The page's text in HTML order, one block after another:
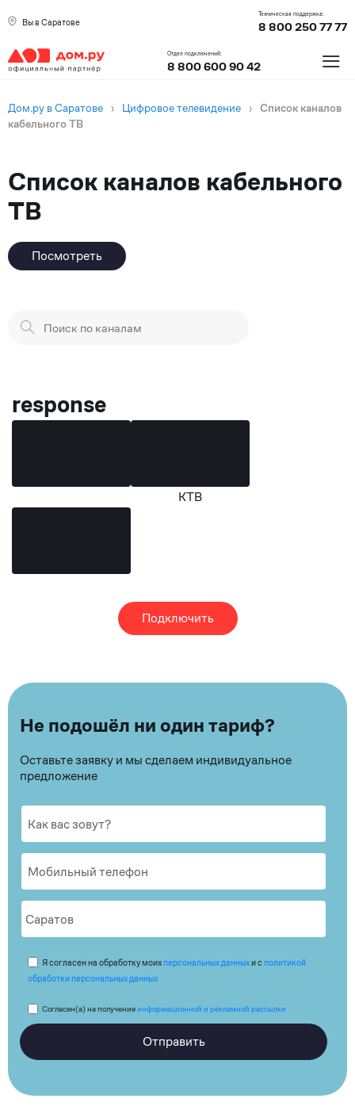
Вы в Саратове
Техническая поддержка:
8 800 250 77 77
Отдел подключений:
8 800 600 90 42 ≡
Дом.ру в Саратове › Цифровое телевидение › Список каналов
кабельного ТВ
Список каналов кабельного
ТВ
Посмотреть
response
КТВ
Подключить
Не подошёл ни один тариф?
Оставьте заявку и мы сделаем индивидуальное
предложение
Я согласен на обработку моих персональных данныхи с политикой
обработки персональных данных
Согласен(а) на получениеинформационной и рекламной рассылки
Отправить